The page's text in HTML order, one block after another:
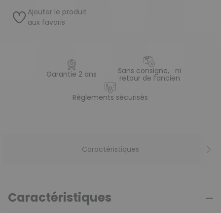
Ajouter le produit
aux favoris
Garantie 2 ans Sans consigne, ni
retour de l’ancien
Règlements sécurisés
Caractéristiques
Caractéristiques